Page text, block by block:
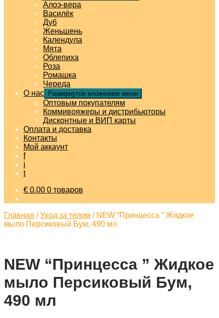
Алоэ-вера
Василёк
Дуб
Женьшень
Календула
Мята
Облепиха
Роза
Ромашка
Череда
О нас
Развернутое вложенное меню
Оптовым покупателям
Коммивояжеры и дистрибьюторы
Дисконтные и ВИП карты
Оплата и доставка
Контакты
Мой аккаунт
f
i
t
€ 0.00 0 товаров
Главная /Уход за телом / NEW “Принцесса ” Жидкое
мыло Персиковый Бум, 490 мл
NEW “Принцесса ” Жидкое
мыло Персиковый Бум,
490 мл